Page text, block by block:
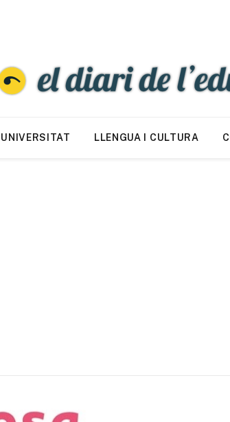
UNIVERSITAT LLENGUA I CULTURA